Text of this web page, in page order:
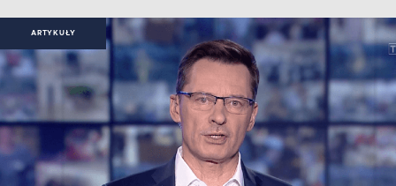
ARTYKUŁY